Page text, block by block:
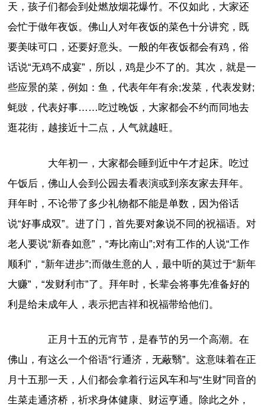
天，孩子们都会到处燃放烟花爆竹。不仅如此，大家还
会忙于做年夜饭。佛山人对年夜饭的菜色十分讲究，既
要美味可口，还要好意头。一般的年夜饭都会有鸡，俗
话说“无鸡不成宴”，所以，鸡是少不了的。其次，就是一
些应景的菜，例如：鱼，代表年年有余;发菜，代表发财;
蚝豉，代表好事……吃过晚饭，大家都会不约而同地去
逛花街，越接近十二点，人气就越旺。
大年初一，大家都会睡到近中午才起床。吃过
午饭后，佛山人会到公园去看表演或到亲友家去拜年。
拜年时，不论带了多少礼物都不能是单数，因为俗话
说“好事成双”。进了门，首先要对象说不同的祝福语。对
老人要说“新春如意”，“寿比南山”;对有工作的人说“工作
顺利”，“新年进步”;而做生意的人，最中听的莫过于“新年
大赚”，“发财利市”了。拜年时，长辈会将事先准备好的
利是给未成年人，表示把吉祥和祝福带给他们。
正月十五的元宵节，是春节的另一个高潮。在
佛山，有这么一个俗语“行通济，无蔽翳”。这意味着在正
月十五那一天，人们都会拿着行运风车和与“生财”同音的
生菜走通济桥，祈求身体健康、财运亨通。除此之外，